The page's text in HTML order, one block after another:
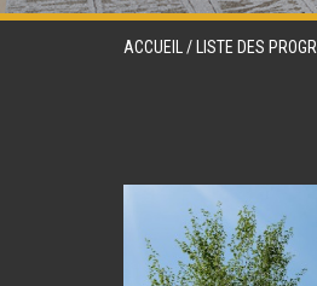
ACCUEIL / LISTE DES